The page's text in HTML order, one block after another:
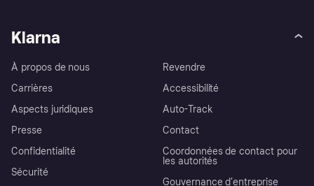
Klarna
À propos de nous
Carrières
Aspects juridiques
Presse
Confidentialité
Sécurité
Revendre
Accessibilité
Auto-Track
Contact
Coordonnées de contact pour
les autorités
Gouvernance d’entreprise